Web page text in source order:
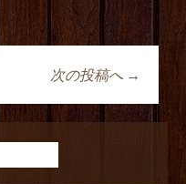
ーショ
次の投稿へ →